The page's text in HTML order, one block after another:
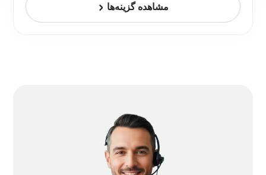
مشاهده گزینه‌ها